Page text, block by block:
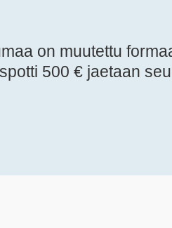
on muutettu
500 € jaetaan